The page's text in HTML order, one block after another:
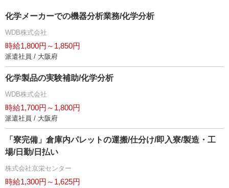
化学メーカーでの機器分析業務/化学分析
WDB株式会社
時給1,800円～1,850円
派遣社員 / 大阪府
化学製品の実験補助/化学分析
WDB株式会社
時給1,700円～1,800円
派遣社員 / 大阪府
「寮完備」倉庫内パレットの運搬/仕分け/即入寮/製造・工
場/日勤/日払い
株式会社京栄センター
時給1,300円～1,625円